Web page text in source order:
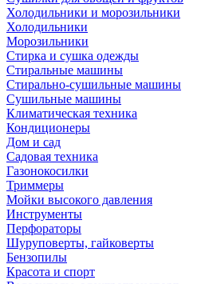
Холодильники и морозильники
Холодильники
Морозильники
Стирка и сушка одежды
Стиральные машины
Стирально-сушильные машины
Сушильные машины
Климатическая техника
Кондиционеры
Дом и сад
Садовая техника
Газонокосилки
Триммеры
Мойки высокого давления
Инструменты
Перфораторы
Шуруповерты, гайковерты
Бензопилы
Красота и спорт